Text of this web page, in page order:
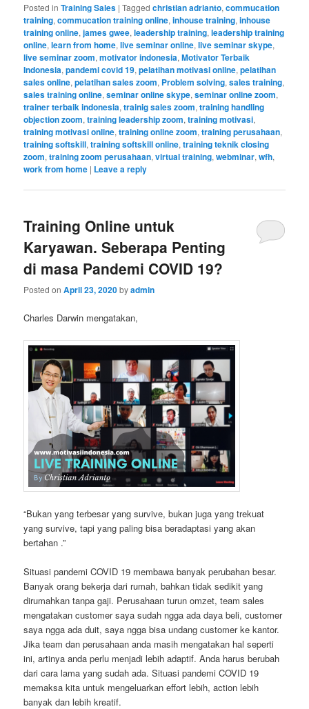
Posted in Training Sales |Tagged christian adrianto,commucation
training,commucation training online,inhouse training,inhouse
training online,james gwee,leadership training,leadership training
online,learn from home,live seminar online,live seminar skype,
live seminar zoom,motivator indonesia,Motivator Terbaik
Indonesia,pandemi covid 19,pelatihan motivasi online,pelatihan
sales online,pelatihan sales zoom, Problem solving,sales training,
sales training online,seminar online skype,seminar online zoom,
trainer terbaik indonesia,trainig sales zoom,training handling
objection zoom,training leadership zoom,training motivasi,
training motivasi online,training online zoom,training perusahaan,
training softskill,training softskill online,training teknik closing
zoom,training zoom perusahaan,virtual training,webminar,wfh,
work from home | Leave a reply
Training Online untuk
Karyawan. Seberapa Penting
di masa Pandemi COVID 19?
Posted onApril 23, 2020byadmin
Charles Darwin mengatakan,
“Bukan yang terbesar yang survive, bukan juga yang trekuat
yang survive, tapi yang paling bisa beradaptasi yang akan
bertahan .”
Situasi pandemi COVID 19 membawa banyak perubahan besar.
Banyak orang bekerja dari rumah, bahkan tidak sedikit yang
dirumahkan tanpa gaji. Perusahaan turun omzet, team sales
mengatakan customer saya sudah ngga ada daya beli, customer
saya ngga ada duit, saya ngga bisa undang customer ke kantor.
Jika team dan perusahaan anda masih mengatakan hal seperti
ini, artinya anda perlu menjadi lebih adaptif. Anda harus berubah
dari cara lama yang sudah ada. Situasi pandemi COVID 19
memaksa kita untuk mengeluarkan effort lebih, action lebih
banyak dan lebih kreatif.